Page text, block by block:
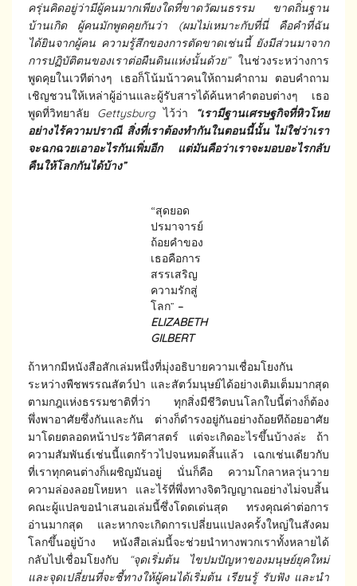
ครุ่นคิดอยู่ว่ามีผู้คนมากเพียงใดที่ขาดวัฒนธรรม ขาดถิ่นฐาน
บ้านเกิด ผู้คนมักพูดคุยกันว่า (ผมไม่เหมาะกับที่นี่ คือคำที่ฉัน
ได้ยินจากผู้คน ความรู้สึกของการตัดขาดเช่นนี้ ยังมีส่วนมาจาก
การปฏิบัติตนของเราต่อผืนดินแห่งนั้นด้วย”ในช่วงระหว่างการ
พูดคุยในเวทีต่างๆ เธอก็โน้มน้าวคนให้ถามคำถาม ตอบคำถาม
เชิญชวนให้เหล่าผู้อ่านและผู้รับสารได้ค้นหาคำตอบต่างๆ เธอ
พูดที่วิทยาลัย Gettysburgไว้ว่า
“เรามีฐานเศรษฐกิจที่หิวโหย
อย่างไร้ความปราณี สิ่งที่เราต้องทำกันในตอนนี้นั้น ไม่ใช่ว่าเรา
จะฉกฉวยเอาอะไรกันเพิ่มอีก แต่มันคือว่าเราจะมอบอะไรกลับ
คืนให้โลกกันได้บ้าง”
“สุดยอด
ปรมาจารย์
ถ้อยคำของ
เธอคือการ
สรรเสริญ
ความรักสู่
โลก” –
ELIZABETH
GILBERT
ถ้าหากมีหนังสือสักเล่มหนึ่งที่มุ่งอธิบายความเชื่อมโยงกัน
ระหว่างพืชพรรณสัตว์ป่า และสัตว์มนุษย์ได้อย่างเติมเต็มมากสุด
ตามกฎแห่งธรรมชาติที่ว่า ทุกสิ่งมีชีวิตบนโลกใบนี้ต่างก็ต้อง
พึ่งพาอาศัยซึ่งกันและกัน ต่างก็ดำรงอยู่กันอย่างถ้อยทีถ้อยอาศัย
มาโดยตลอดหน้าประวัติศาสตร์ แต่จะเกิดอะไรขึ้นบ้างล่ะ ถ้า
ความสัมพันธ์เช่นนี้แตกร้าวไปจนหมดสิ้นแล้ว เฉกเช่นเดียวกับ
ที่เราทุกคนต่างก็เผชิญมันอยู่ นั่นก็คือ ความโกลาหลวุ่นวาย
ความล่องลอยโหยหา และไร้ที่พึ่งทางจิตวิญญาณอย่างไม่จบสิ้น
คณะผู้แปลขอนำเสนอเล่มนี้ซึ่งโดดเด่นสุด ทรงคุณค่าต่อการ
อ่านมากสุด และหากจะเกิดการเปลี่ยนแปลงครั้งใหญ่ในสังคม
โลกขึ้นอยู่บ้าง หนังสือเล่มนี้จะช่วยนำทางพวกเราทั้งหลายได้
กลับไปเชื่อมโยงกับ
“จุดเริ่มต้น ไขปมปัญหาของมนุษย์ยุคใหม่
และจุดเปลี่ยนที่จะชี้ทางให้ผู้คนได้เริ่มต้น เรียนรู้ รับฟัง และนำ